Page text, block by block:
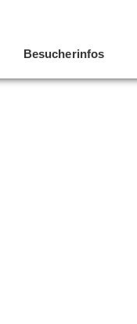
Besucherinfos